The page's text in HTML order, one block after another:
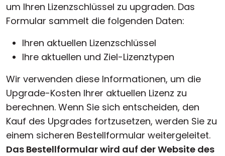
um Ihren Lizenzschlüssel zu upgraden. Das
Formular sammelt die folgenden Daten:
Ihren aktuellen Lizenzschlüssel
Ihre aktuellen und Ziel-Lizenztypen
Wir verwenden diese Informationen, um die
Upgrade-Kosten Ihrer aktuellen Lizenz zu
berechnen. Wenn Sie sich entscheiden, den
Kauf des Upgrades fortzusetzen, werden Sie zu
einem sicheren Bestellformular weitergeleitet.
Das Bestellformular wird auf der Website des